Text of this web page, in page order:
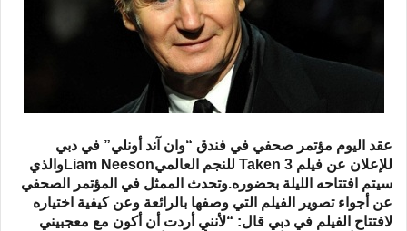
عقد اليوم مؤتمر صحفي في فندق “وان آند أونلي” في دبي
للإعلان عن فيلم Taken 3 للنجم العالميLiam Neesonوالذي
سيتم افتتاحه الليلة بحضوره.وتحدث الممثل في المؤتمر الصحفي
عن أجواء تصوير الفيلم التي وصفها بالرائعة وعن كيفية اختياره
لافتتاح الفيلم في دبي قال: “لأنني أردت أن أكون مع معجبيني